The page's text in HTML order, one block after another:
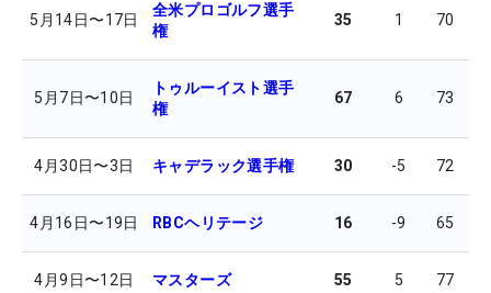
5月14日〜17日
全米プロゴルフ選手
権
35 1 70
5月7日〜10日
トゥルーイスト選手
権
67 6 73
4月30日〜3日 キャデラック選手権 30 -5 72
4月16日〜19日 RBCヘリテージ 16 -9 65
4月9日〜12日 マスターズ 55 5 77